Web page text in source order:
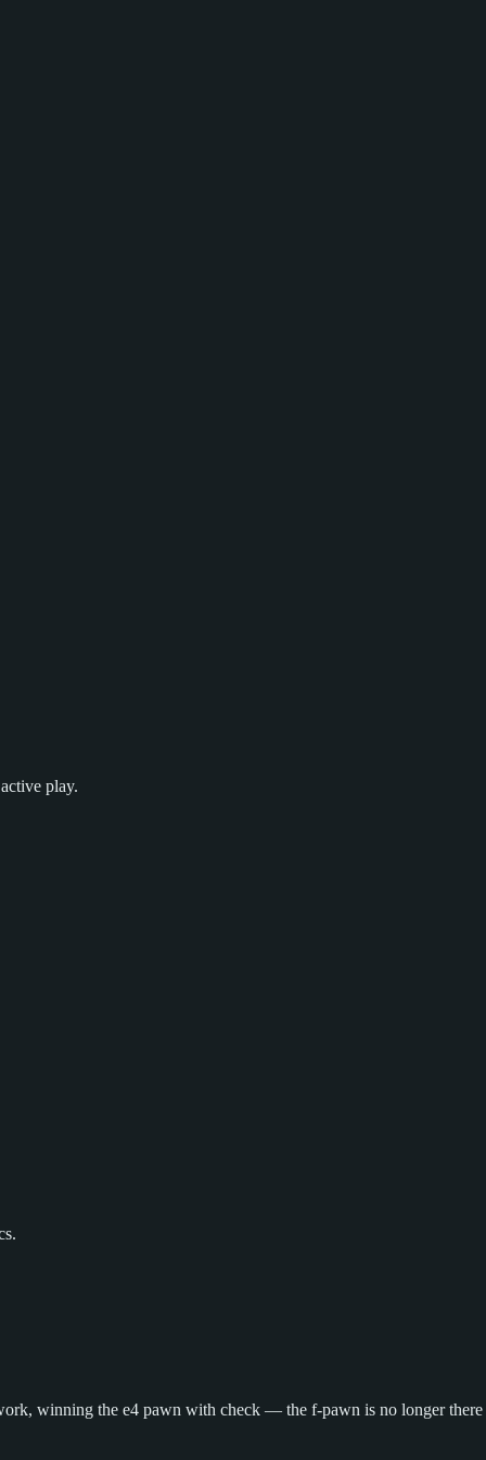
play.
winning the e4 pawn with check — the f-pawn is no longer there